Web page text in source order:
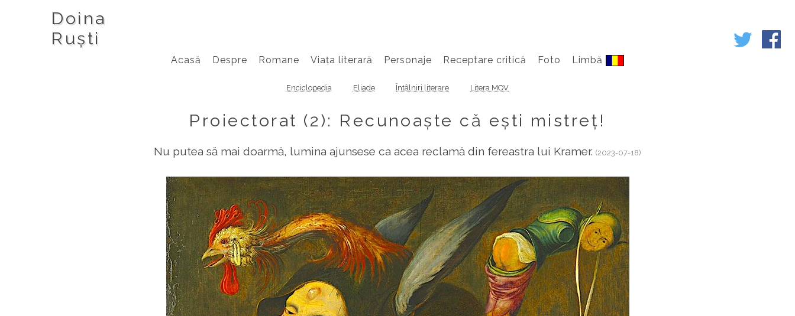
Doina
Ruști
Acasă Despre Romane Viața literară Personaje Receptare critică Foto Limbă
Enciclopedia Eliade Întâlniri literare Litera MOV
Proiectorat (2): Recunoaște că ești mistreț!
Nu putea să mai doarmă, lumina ajunsese ca acea reclamă din fereastra lui Kramer. (2023-07-18)